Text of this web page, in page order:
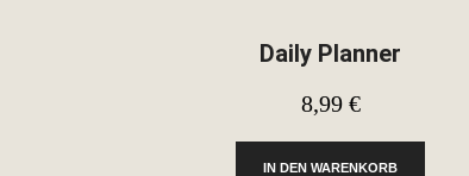
Daily Planner
8,99 €
IN DEN WARENKORB